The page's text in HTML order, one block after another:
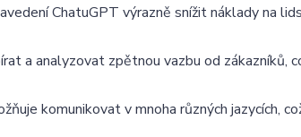
ChatuGPT výrazně snížit náklady na
a analyzovat zpětnou vazbu od zákazníků,
komunikovat v mnoha různých jazycích,